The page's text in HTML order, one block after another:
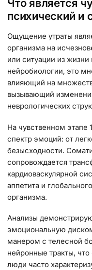
Что является
психический и
Ощущение утраты
организма на
или ситуации из жизни
нейробиологии, это
влияющий на
вызывающий
неврологических
На чувственном этапе
спектр эмоций: от
безысходности.
сопровождается
кардиоваскулярной
аппетита и
организма.
Анализы
эмоциональную
манером с телесной
нейронные тракты,
люди часто